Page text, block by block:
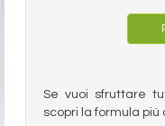
Se vuoi sfruttare
scopri la formula